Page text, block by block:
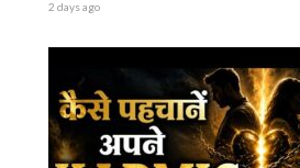
2 days ago